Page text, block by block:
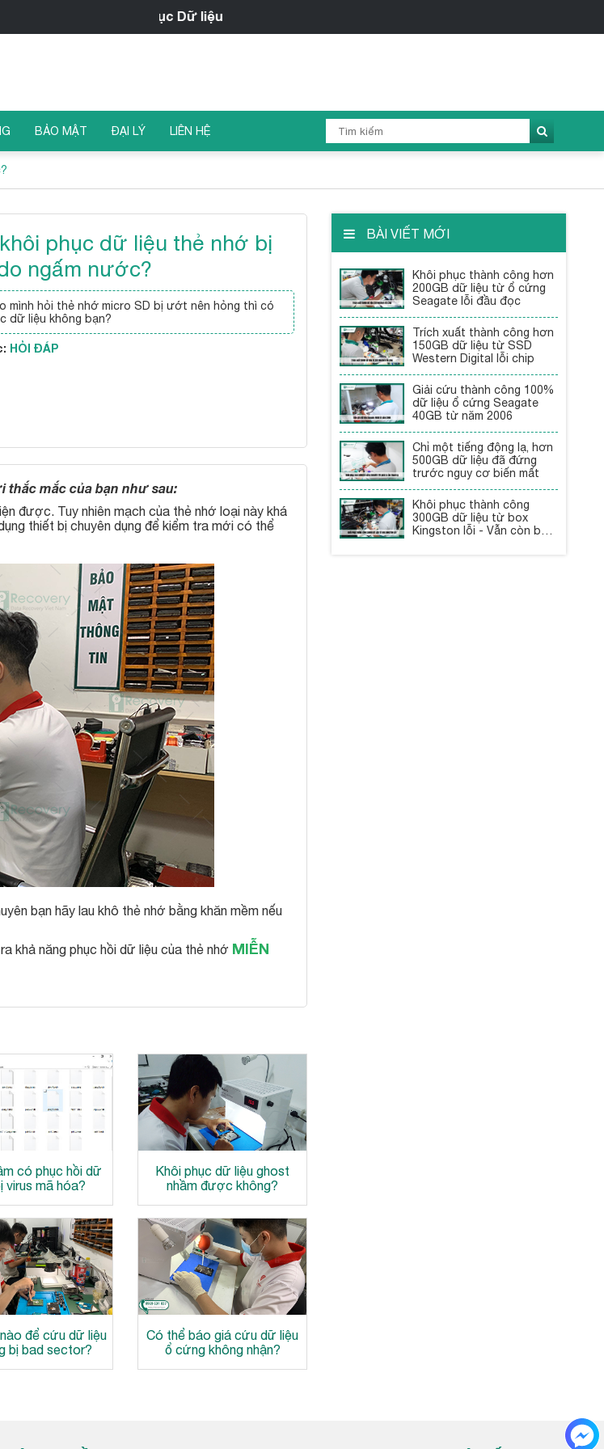
Trung tâm Khôi phục Dữ liệu
BẢO MẬT ĐẠI LÝ LIÊN HỆ
phục dữ liệu thẻ nhớ bị
ngấm nước?
mình hỏi thẻ nhớ micro SD bị ướt nên hỏng thì có
dữ liệu không bạn?
HỎI ĐÁP
thắc mắc của bạn như sau:
được. Tuy nhiên mạch của thẻ nhớ loại này khá
thiết bị chuyên dụng để kiểm tra mới có thể
bạn hãy lau khô thẻ nhớ bằng khăn mềm nếu
khả năng phục hồi dữ liệu của thẻ nhớ MIỄN
có phục hồi dữ
virus mã hóa?
Khôi phục dữ liệu ghost
nhầm được không?
để cứu dữ liệu
bị bad sector?
Có thể báo giá cứu dữ liệu
ổ cứng không nhận?
BÀI VIẾT MỚI
Khôi phục thành công hơn
200GB dữ liệu từ ổ cứng
Seagate lỗi đầu đọc
Trích xuất thành công hơn
150GB dữ liệu từ SSD
Western Digital lỗi chip
Giải cứu thành công 100%
dữ liệu ổ cứng Seagate
40GB từ năm 2006
Chỉ một tiếng động lạ, hơn
500GB dữ liệu đã đứng
trước nguy cơ biến mất
Khôi phục thành công
300GB dữ liệu từ box
Kingston lỗi - Vẫn còn bảo